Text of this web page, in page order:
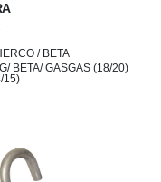
/ BETA
BETA/ GASGAS (18/20)
15)